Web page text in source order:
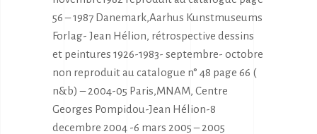
56 – 1987 Danemark,Aarhus Kunstmuseums
Forlag- Jean Hélion, rétrospective dessins
et peintures 1926-1983- septembre- octobre
non reproduit au catalogue n° 48 page 66 (
n&b) – 2004-05 Paris,MNAM, Centre
Georges Pompidou-Jean Hélion-8
decembre 2004 -6 mars 2005 – 2005